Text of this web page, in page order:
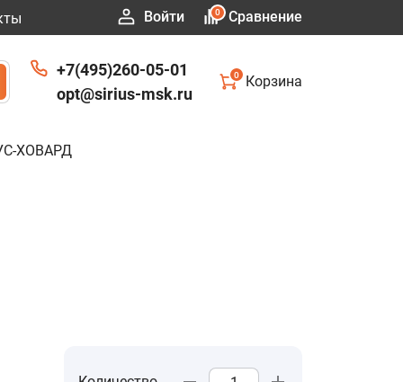
Войти Сравнение
0
+7(495)260-05-01
opt@sirius-msk.ru
Корзина
0
ХОВАРД